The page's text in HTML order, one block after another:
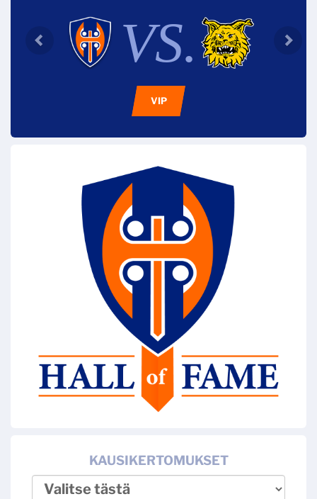
VS.
VIP
KAUSIKERTOMUKSET